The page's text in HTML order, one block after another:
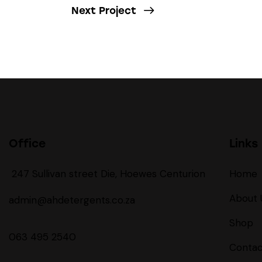
Next Project